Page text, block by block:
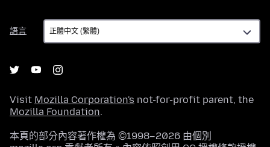
語言
語
言
Visit Mozilla Corporation's not-for-profit parent, the
Mozilla Foundation.
本頁的部分內容著作權為 ©1998–2026 由個別